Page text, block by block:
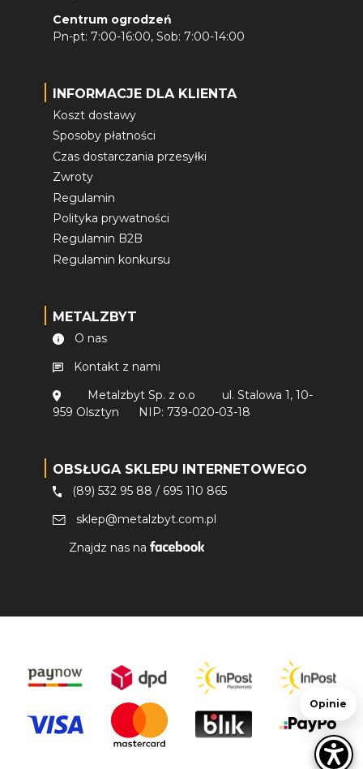
Centrum ogrodzeń
Pn-pt: 7:00-16:00, Sob: 7:00-14:00
INFORMACJE DLA KLIENTA
Koszt dostawy
Sposoby płatności
Czas dostarczania przesyłki
Zwroty
Regulamin
Polityka prywatności
Regulamin B2B
Regulamin konkursu
METALZBYT
O nas
Kontakt z nami
Metalzbyt Sp. z o.o
ul. Stalowa 1, 10-
959 Olsztyn
NIP: 739-020-03-18
OBSŁUGA SKLEPU INTERNETOWEGO
(89) 532 95 88 / 695 110 865
sklep@metalzbyt.com.pl
Znajdz nas na
Opinie